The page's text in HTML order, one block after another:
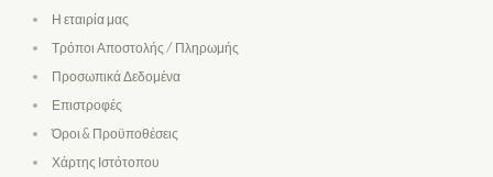
Η εταιρία μας
Τρόποι Αποστολής / Πληρωμής
Προσωπικά Δεδομένα
Επιστροφές
Όροι & Προϋποθέσεις
Χάρτης Ιστότοπου